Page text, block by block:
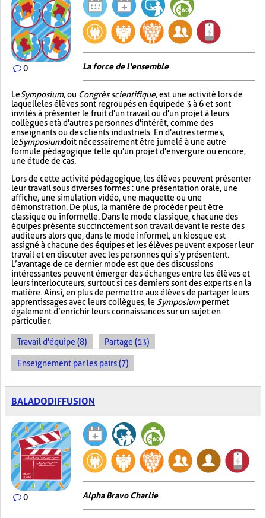
0 La force de l'ensemble
LeSymposium, ou Congrès scientifique, est une activité lors de
laquelle les élèves sont regroupés en équipe de 3 à 6 et sont
invités à présenter le fruit d'un travail ou d'un projet à leurs
collègues et à d'autres personnes d'intérêt, comme des
enseignants ou des clients industriels. En d'autres termes,
leSymposiumdoit nécessairement être jumelé à une autre
formule pédagogique telle qu'un projet d'envergure ou encore,
une étude de cas.
Lors de cette activité pédagogique, les élèves peuvent présenter
leur travail sous diverses formes : une présentation orale, une
affiche, une simulation vidéo, une maquette ou une
démonstration. De plus, la manière de procéder peut être
classique ou informelle. Dans le mode classique, chacune des
équipes présente succinctement son travail devant le reste des
auditeurs alors que, dans le mode informel, un kiosque est
assigné à chacune des équipes et les élèves peuvent exposer leur
travail et en discuter avec les personnes qui s’y présentent.
L’avantage de ce dernier mode est que des discussions
intéressantes peuvent émerger des échanges entre les élèves et
leurs interlocuteurs, surtout si ces derniers sont des experts en la
matière. Ainsi, en plus de permettre aux élèves de partager leurs
apprentissages avec leurs collègues, le Symposiumpermet
également d’enrichir leurs connaissances sur un sujet en
particulier.
Travail d'équipe (8) Partage (13)
Enseignement par les pairs (7)
BALADODIFFUSION
0 Alpha Bravo Charlie